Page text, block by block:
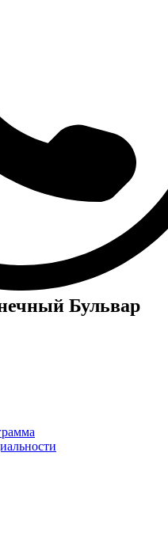
Бульвар